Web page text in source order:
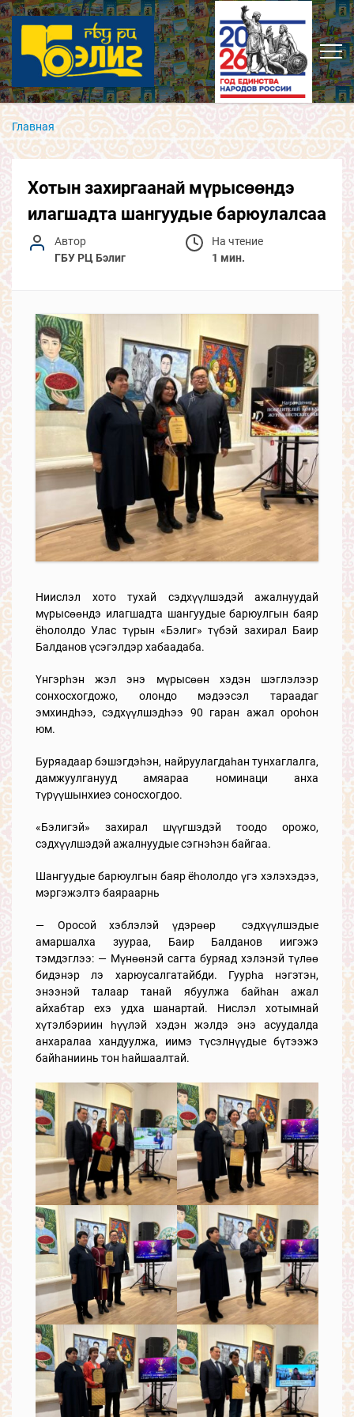
Главная
Хотын захиргаанай мүрысөөндэ
илагшадта шангуудые барюулалсаа
Автор
ГБУ РЦ Бэлиг
На чтение
1 мин.
Ниислэл хото тухай сэдхүүлшэдэй ажалнуудай
мүрысөөндэ илагшадта шангуудые барюулгын баяр
ёһололдо Улас түрын «Бэлиг» түбэй захирал Баир
Балданов үсэгэлдэр хабаадаба.
Үнгэрһэн жэл энэ мүрысөөн хэдэн шэглэлээр
сонхосхогдожо, олондо мэдээсэл тараадаг
эмхиндһээ, сэдхүүлшэдһээ 90 гаран ажал ороһон
юм.
Буряадаар бэшэгдэһэн, найруулагдаһан тунхаглалга,
дамжуулганууд амяараа номинаци анха
түрүүшынхиеэ соносхогдоо.
«Бэлигэй» захирал шүүгшэдэй тоодо орожо,
сэдхүүлшэдэй ажалнуудые сэгнэһэн байгаа.
Шангуудые барюулгын баяр ёһололдо үгэ хэлэхэдээ,
мэргэжэлтэ баяраарнь
— Оросой хэблэлэй үдэрөөр сэдхүүлшэдые
амаршалха зуураа, Баир Балданов иигэжэ
тэмдэглээ: — Мүнөөнэй сагта буряад хэлэнэй түлөө
бидэнэр лэ харюусалгатайбди. Гуурһа нэгэтэн,
энээнэй талаар танай ябуулжа байһан ажал
айхабтар ехэ удха шанартай. Нислэл хотымнай
хүтэлбэриин һүүлэй хэдэн жэлдэ энэ асуудалда
анхаралаа хандуулжа, иимэ түсэлнүүдые бүтээжэ
байһаниинь тон һайшаалтай.